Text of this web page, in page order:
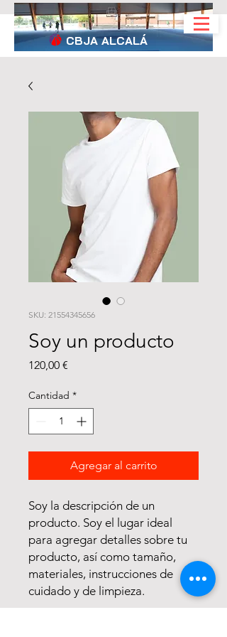
CBJA ALCALÁ
SKU: 21554345656
Soy un producto
120,00 €
Cantidad *
Agregar al carrito
Soy la descripción de un
producto. Soy el lugar ideal
para agregar detalles sobre tu
producto, así como tamaño,
materiales, instrucciones de
cuidado y de limpieza.